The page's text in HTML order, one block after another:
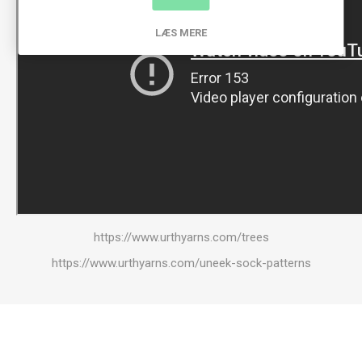
https://www.urthyarns.com/trees
https://www.urthyarns.com/uneek-sock-patterns
LÆS MERE